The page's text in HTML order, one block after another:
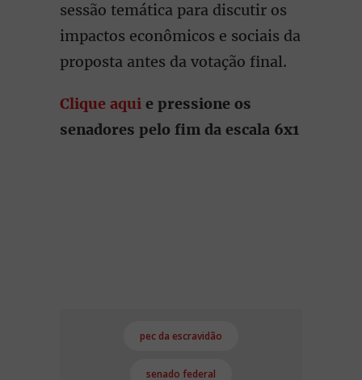
sessão temática para discutir os
impactos econômicos e sociais da
proposta antes da votação final.
Clique aqui e pressione os
senadores pelo fim da escala 6x1
pec da escravidão
senado federal